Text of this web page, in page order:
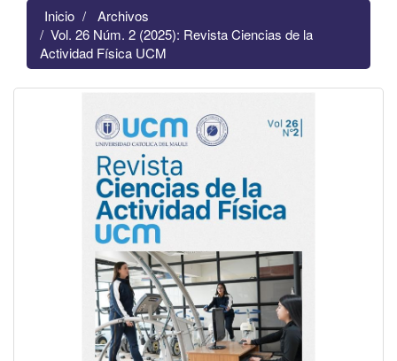
Inicio
Archivos
Vol. 26 Núm. 2 (2025): Revista Ciencias de la
Actividad Física UCM